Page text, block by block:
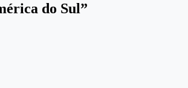
do Sul”